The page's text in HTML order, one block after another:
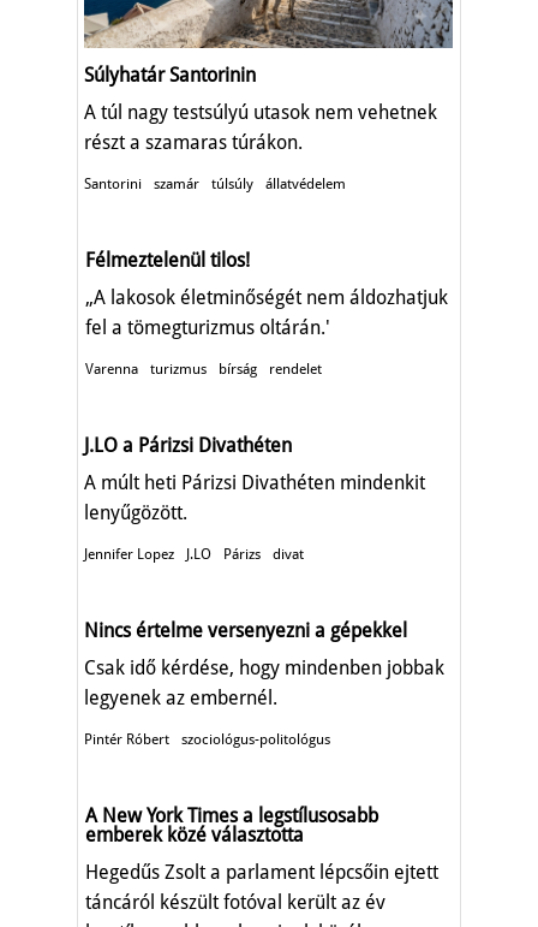
Súlyhatár Santorinin
A túl nagy testsúlyú utasok nem vehetnek
részt a szamaras túrákon.
Santorini szamár túlsúly állatvédelem
Félmeztelenül tilos!
„A lakosok életminőségét nem áldozhatjuk
fel a tömegturizmus oltárán.'
Varenna turizmus bírság rendelet
J.LO a Párizsi Divathéten
A múlt heti Párizsi Divathéten mindenkit
lenyűgözött.
Jennifer Lopez J.LO Párizs divat
Nincs értelme versenyezni a gépekkel
Csak idő kérdése, hogy mindenben jobbak
legyenek az embernél.
Pintér Róbert szociológus-politológus
A New York Times a legstílusosabb
emberek közé választotta
Hegedűs Zsolt a parlament lépcsőin ejtett
táncáról készült fotóval került az év